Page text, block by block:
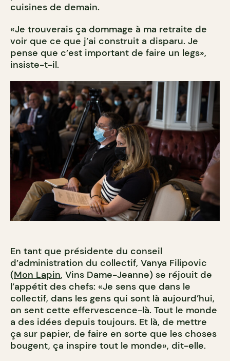
cuisines de demain.
«Je trouverais ça dommage à ma retraite de
voir que ce que j’ai construit a disparu. Je
pense que c’est important de faire un legs»,
insiste-t-il.
En tant que présidente du conseil
d’administration du collectif, Vanya Filipovic
(Mon Lapin, Vins Dame-Jeanne) se réjouit de
l’appétit des chefs: «Je sens que dans le
collectif, dans les gens qui sont là aujourd’hui,
on sent cette effervescence-là. Tout le monde
a des idées depuis toujours. Et là, de mettre
ça sur papier, de faire en sorte que les choses
bougent, ça inspire tout le monde», dit-elle.